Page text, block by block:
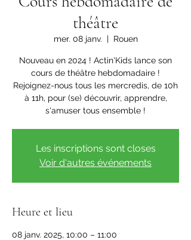
théâtre
mer. 08 janv.
  |
Rouen
Nouveau en 2024 ! Actin'Kids lance son
cours de théâtre hebdomadaire !
Rejoignez-nous tous les mercredis, de 10h
à 11h, pour (se) découvrir, apprendre,
s'amuser tous ensemble !
Les inscriptions sont closes
Voir d'autres événements
Heure et lieu
08 janv. 2025, 10:00 – 11:00